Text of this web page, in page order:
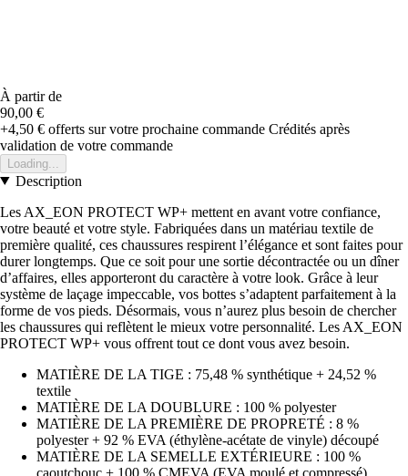
À partir de
90,00 €
+4,50 € offerts sur votre prochaine commande Crédités après
validation de votre commande
Loading...
Description
Les AX_EON PROTECT WP+ mettent en avant votre confiance,
votre beauté et votre style. Fabriquées dans un matériau textile de
première qualité, ces chaussures respirent l’élégance et sont faites pour
durer longtemps. Que ce soit pour une sortie décontractée ou un dîner
d’affaires, elles apporteront du caractère à votre look. Grâce à leur
système de laçage impeccable, vos bottes s’adaptent parfaitement à la
forme de vos pieds. Désormais, vous n’aurez plus besoin de chercher
les chaussures qui reflètent le mieux votre personnalité. Les AX_EON
PROTECT WP+ vous offrent tout ce dont vous avez besoin.
MATIÈRE DE LA TIGE : 75,48 % synthétique + 24,52 %
textile
MATIÈRE DE LA DOUBLURE : 100 % polyester
MATIÈRE DE LA PREMIÈRE DE PROPRETÉ : 8 %
polyester + 92 % EVA (éthylène-acétate de vinyle) découpé
MATIÈRE DE LA SEMELLE EXTÉRIEURE : 100 %
caoutchouc + 100 % CMEVA (EVA moulé et compressé)